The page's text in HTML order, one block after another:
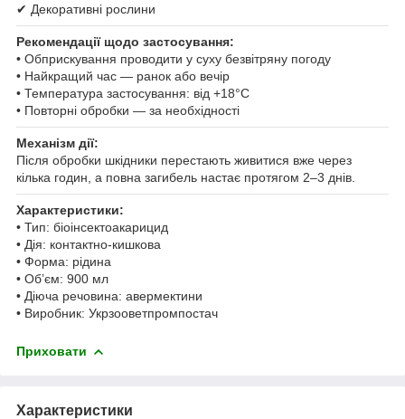
✔ Декоративні рослини
Рекомендації щодо застосування:
• Обприскування проводити у суху безвітряну погоду
• Найкращий час — ранок або вечір
• Температура застосування: від +18°C
• Повторні обробки — за необхідності
Механізм дії:
Після обробки шкідники перестають живитися вже через
кілька годин, а повна загибель настає протягом 2–3 днів.
Характеристики:
• Тип: біоінсектоакарицид
• Дія: контактно-кишкова
• Форма: рідина
• Об’єм: 900 мл
• Діюча речовина: авермектини
• Виробник: Укрзооветпромпостач
Приховати
Характеристики